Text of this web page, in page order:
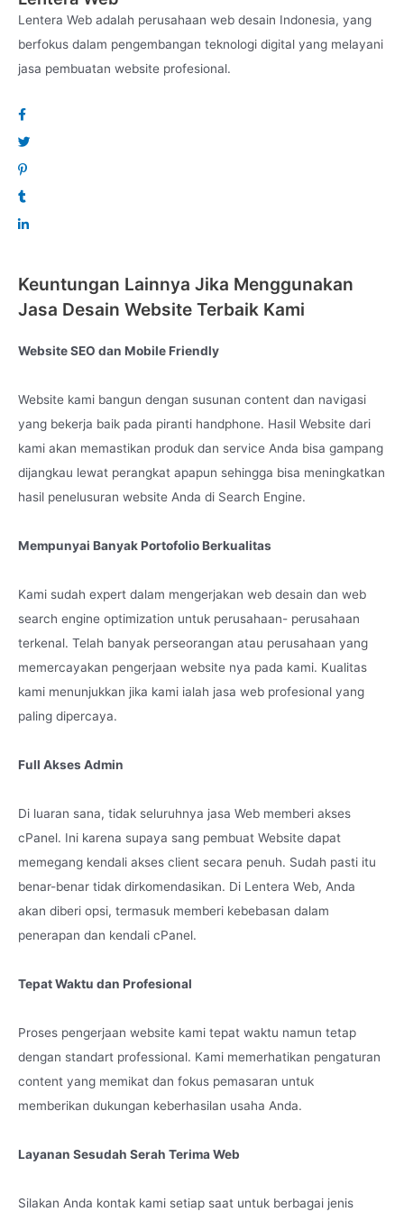
Lentera Web terbentuk dari tim marketing digital yang
berpengalaman dan profesional di bidangnya, jadi Anda tidak
perlu ragu lagi terhadap kinerja kami. Profesional dan
Lets Go Online and to the moon with us !!
Lentera Web adalah perusahaan web desain Indonesia, yang
berfokus dalam pengembangan teknologi digital yang melayani
jasa pembuatan website profesional.
Keuntungan Lainnya Jika Menggunakan
Jasa Desain Website Terbaik Kami
Website SEO dan Mobile Friendly
Website kami bangun dengan susunan content dan navigasi
yang bekerja baik pada piranti handphone. Hasil Website dari
kami akan memastikan produk dan service Anda bisa gampang
dijangkau lewat perangkat apapun sehingga bisa meningkatkan
hasil penelusuran website Anda di Search Engine.
Mempunyai Banyak Portofolio Berkualitas
Kami sudah expert dalam mengerjakan web desain dan web
search engine optimization untuk perusahaan- perusahaan
terkenal. Telah banyak perseorangan atau perusahaan yang
memercayakan pengerjaan website nya pada kami. Kualitas
kami menunjukkan jika kami ialah jasa web profesional yang
paling dipercaya.
Full Akses Admin
Di luaran sana, tidak seluruhnya jasa Web memberi akses
cPanel. Ini karena supaya sang pembuat Website dapat
memegang kendali akses client secara penuh. Sudah pasti itu
benar-benar tidak dirkomendasikan. Di Lentera Web, Anda
akan diberi opsi, termasuk memberi kebebasan dalam
penerapan dan kendali cPanel.
Tepat Waktu dan Profesional
Proses pengerjaan website kami tepat waktu namun tetap
dengan standart professional. Kami memerhatikan pengaturan
content yang memikat dan fokus pemasaran untuk
memberikan dukungan keberhasilan usaha Anda.
Layanan Sesudah Serah Terima Web
Silakan Anda kontak kami setiap saat untuk berbagai jenis